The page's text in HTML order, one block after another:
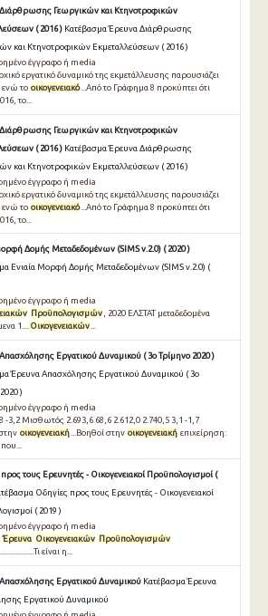
Διάρθρωσης Γεωργικών και Κτηνοτροφικών
( 2016 ) Κατέβασμα Έρευνα Διάρθρωσης
και Κτηνοτροφικών Εκμεταλλεύσεων ( 2016 )
έγγραφο ή media
εργατικό δυναμικό της εκμετάλλευσης παρουσιάζει
το οικογενειακό...Από το Γράφημα 8 προκύπτει ότι
το...
Διάρθρωσης Γεωργικών και Κτηνοτροφικών
( 2016 ) Κατέβασμα Έρευνα Διάρθρωσης
και Κτηνοτροφικών Εκμεταλλεύσεων ( 2016 )
έγγραφο ή media
εργατικό δυναμικό της εκμετάλλευσης παρουσιάζει
το οικογενειακό...Από το Γράφημα 8 προκύπτει ότι
το...
Δομής Μεταδεδομένων (SIMS v.2.0) ( 2020 )
Ενιαία Μορφή Δομής Μεταδεδομένων (SIMS v.2.0) (
έγγραφο ή media
Προϋπολογισμών , 2020 ΕΛΣΤΑΤ μεταδεδομένα
1.... Οικογενειακών...
Απασχόλησης Εργατικού Δυναμικού ( 3ο Τρίμηνο 2020 )
Έρευνα Απασχόλησης Εργατικού Δυναμικού ( 3ο
)
έγγραφο ή media
-3,2 Μισθωτός 2.693,6 68,6 2.612,0 2.740,5 3,1 -1,7
οικογενειακή ...Βοηθοί στην οικογενειακή επιχείρηση:
τους Ερευνητές - Οικογενειακοί Προϋπολογισμοί (
Οδηγίες προς τους Ερευνητές - Οικογενειακοί
( 2019 )
έγγραφο ή media
Έρευνα Οικογενειακών Προϋπολογισμών
είναι η...
Απασχόλησης Εργατικού Δυναμικού Κατέβασμα Έρευνα
Εργατικού Δυναμικού